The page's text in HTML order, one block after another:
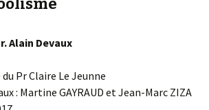
Alain Devaux
Pr Claire Le Jeunne
: Martine GAYRAUD et Jean-Marc ZIZA